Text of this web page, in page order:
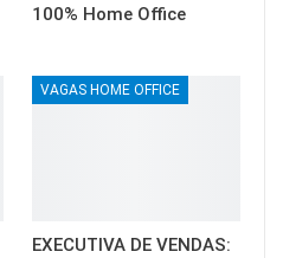
100% Home Office
VAGAS HOME OFFICE
EXECUTIVA DE VENDAS: